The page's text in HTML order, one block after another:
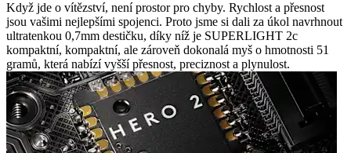
Když jde o vítězství, není prostor pro chyby. Rychlost a přesnost
jsou vašimi nejlepšími spojenci. Proto jsme si dali za úkol navrhnout
ultratenkou 0,7mm destičku, díky níž je SUPERLIGHT 2c
kompaktní, kompaktní, ale zároveň dokonalá myš o hmotnosti 51
gramů, která nabízí vyšší přesnost, preciznost a plynulost.